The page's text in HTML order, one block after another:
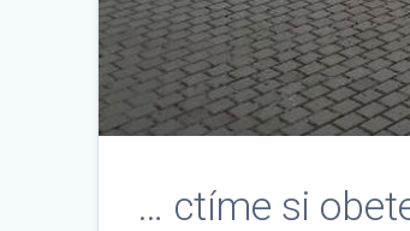
… ctíme si